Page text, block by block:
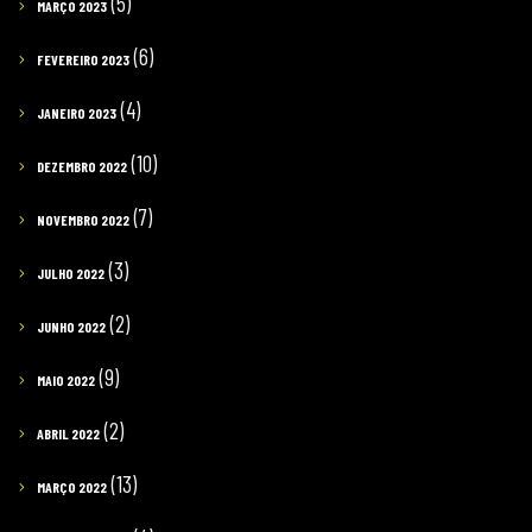
MARÇO 2023
FEVEREIRO 2023 (6)
JANEIRO 2023 (4)
DEZEMBRO 2022 (10)
NOVEMBRO 2022 (7)
JULHO 2022 (3)
JUNHO 2022 (2)
MAIO 2022 (9)
ABRIL 2022 (2)
MARÇO 2022 (13)